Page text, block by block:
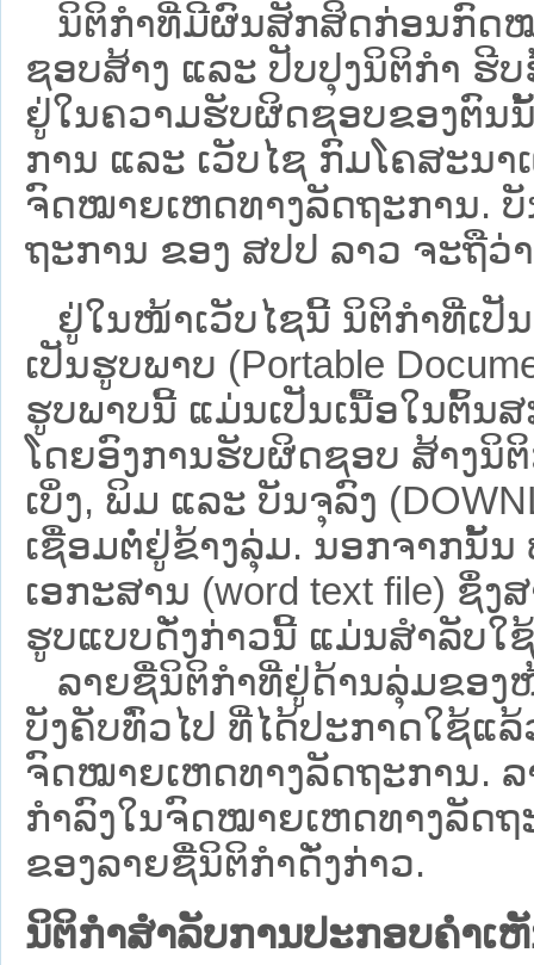
ນິ​ຕິ​ກຳ​ທີ່​ມີ​ຜົນ​ສັກ​ສິດ​ກ່ອນ​ກົດ​ໝ
ຊອບ​ສ້າງ ແລະ ປັບ​ປຸງນິ​ຕິ​ກຳ ຮີ
ຢູ່ໃນຄວາມຮັບຜິດຊອບຂອງຕົນ
ການ ແລະ ເວັບໄຊ​ ກົມໂຄສະນ
ຈົດໝາຍເຫດທາງລັດຖະການ.
ຖະ​ການ ຂອງ ສປ​ປ ລາວ ​ຈະຖື​
ຢູ່ໃນໜ້າ​ເວັບ​ໄຊ​ນີ້ ນິຕິກຳທີ່ເປັ
ເປັນຮູບພາບ (Portable
ຮູບພາບນີ້ ແມ່ນເປັນເນື້ອໃນຕົ້ນ
ໂດຍອົງການຮັບຜິດຊອບ ສ້າງນິ
ເບິ່ງ, ພິມ ແລະ ບັນຈຸລົງ
ເຊື່ອມຕໍ່ຢູ່ຂ້າງລຸ່ມ. ນອກຈາກນັ້ນ
ເອກະສານ (word text file) ຊຶ່
ຮູບແບບດັ່ງກ່າວນີ້ ແມ່ນສຳລັບໃ
ລາຍຊື່ນິຕິກຳທີ່ຢູ່ດ້ານລຸ່ມຂອງ
ບັງຄັບທົ່ວໄປ ທີ່ໄດ້ປະກາດໃຊ້ແ
ຈົດໝາຍເຫດທາງລັດຖະການ.
ກຳລົງໃນຈົດໝາຍເຫດທາງລັດ
ຂອງລາຍຊື່ນິຕິກໍາດັ່ງກ່າວ.
ນິຕິກຳສຳລັບການປະກອບຄຳເ